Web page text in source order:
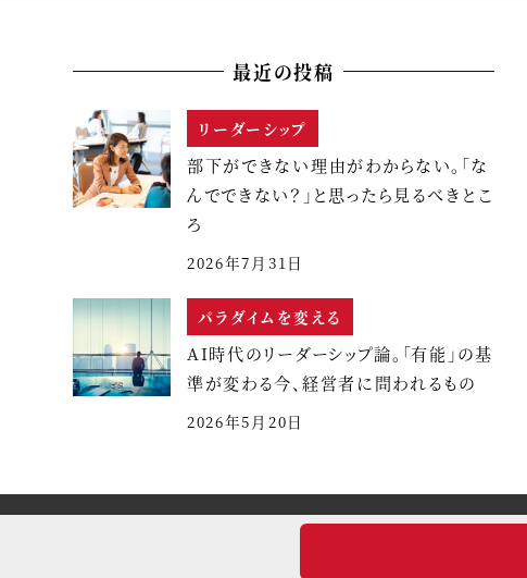
最近の投稿
リーダーシップ
部下ができない理由がわからない。「な
んでできない？」と思ったら見るべきとこ
ろ
2026年7月31日
パラダイムを変える
AI時代のリーダーシップ論。「有能」の基
準が変わる今、経営者に問われるもの
2026年5月20日
大塚あやこ公式ブログ